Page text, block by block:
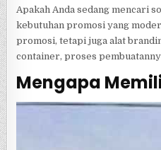
Apakah Anda sedang mencari
kebutuhan promosi yang
promosi, tetapi juga alat
container, proses
Mengapa